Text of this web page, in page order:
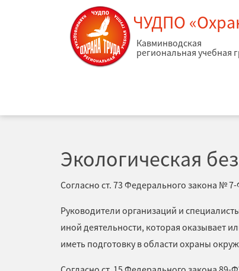
ЧУДПО
Кавминводская
региональная учебная
Экологическая
Согласно ст. 73 Федерального закона №
Руководители организаций и
иной деятельности, которая оказывает
иметь подготовку в области охраны